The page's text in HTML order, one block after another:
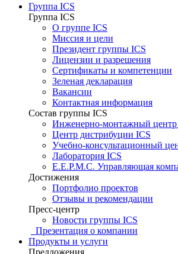
Группа ICS
Группа ICS
О группе ICS
Миссия и цели
Президент группы ICS
Лицензии и разрешения
Сертификаты и компетенции
Зеленая декларация
Вакансии
Контактная информация
Состав группы ICS
Инженерно-монтажный центр
Центр дистрибуции ICS
Учебно-консультационный
Лаборатория ICS
E.E.P.M.C. Управляющая
Достижения
Портфолио проектов
Отзывы и рекомендации
Пресс-центр
Новости группы ICS
Презентация о компании
Продукты и услуги
Предложения